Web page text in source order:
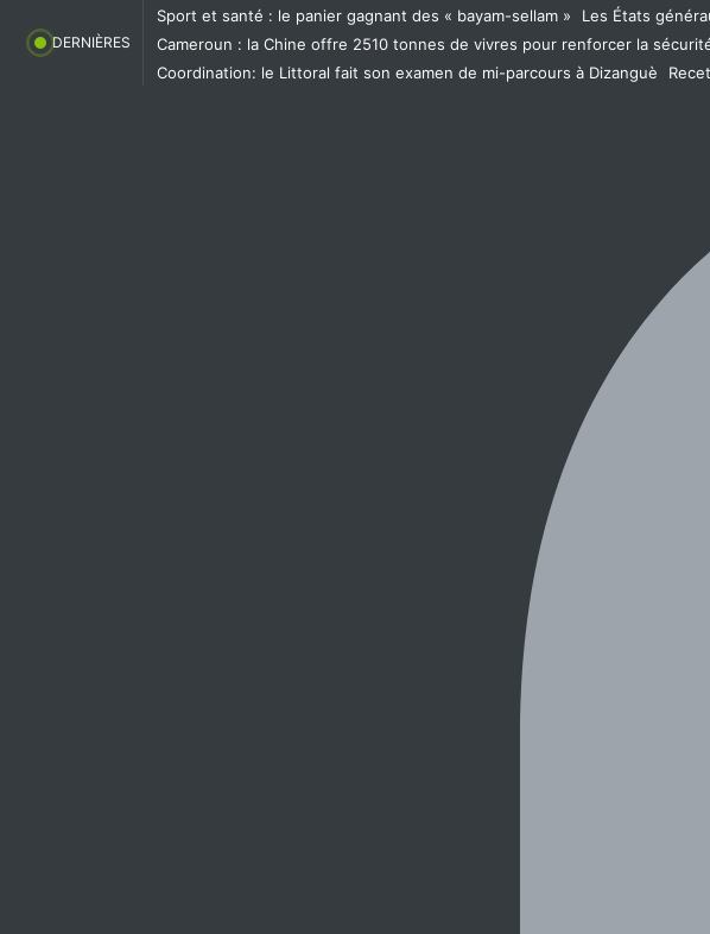
DERNIÈRES
Sport et santé : le panier gagnant des « bayam-sellam »
Les États
Cameroun : la Chine offre 2510 tonnes de vivres pour renforcer la
Coordination: le Littoral fait son examen de mi-parcours à Dizanguè